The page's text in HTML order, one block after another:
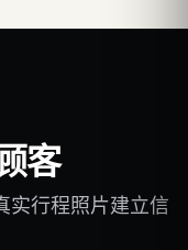
客
实行程照片建立信